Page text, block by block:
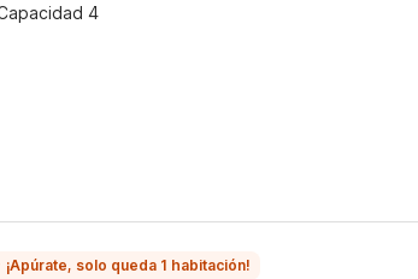
4
¡Apúrate, solo queda 1 habitación!